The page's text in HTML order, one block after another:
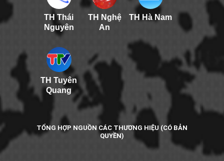
TH Thái
Nguyên
TH Nghệ
An
TH Hà Nam
TH Tuyên
Quang
TỔNG HỢP NGUỒN CÁC THƯƠNG HIỆU (CÓ BẢN
QUYỀN)